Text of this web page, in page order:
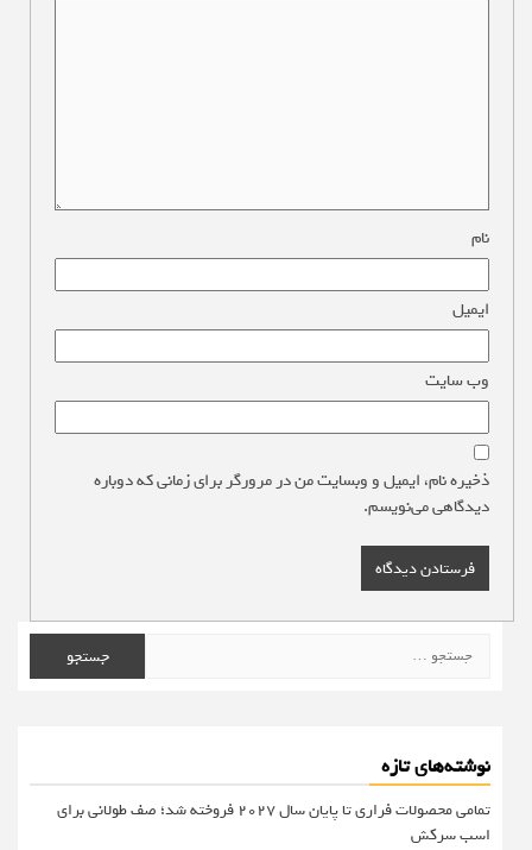
نام
ایمیل
وب‌ سایت
ذخیره نام، ایمیل و وبسایت من در مرورگر برای زمانی که دوباره
دیدگاهی می‌نویسم.
برای:
نوشته‌های تازه
تمامی محصولات فراری تا پایان سال ۲۰۲۷ فروخته شد؛ صف طولانی برای
اسب سرکش